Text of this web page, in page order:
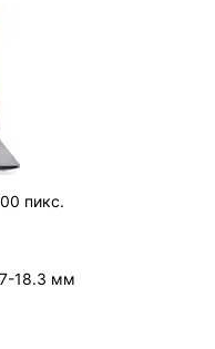
пикс.
18.3 мм